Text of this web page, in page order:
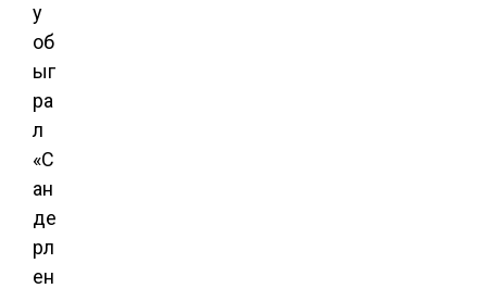
у
об
ыг
ра
л
«С
ан
де
рл
ен